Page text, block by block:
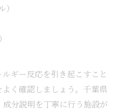
ギー反応を引き起こすこと
く確認しましょう。千葉県
分説明を丁寧に行う施設が